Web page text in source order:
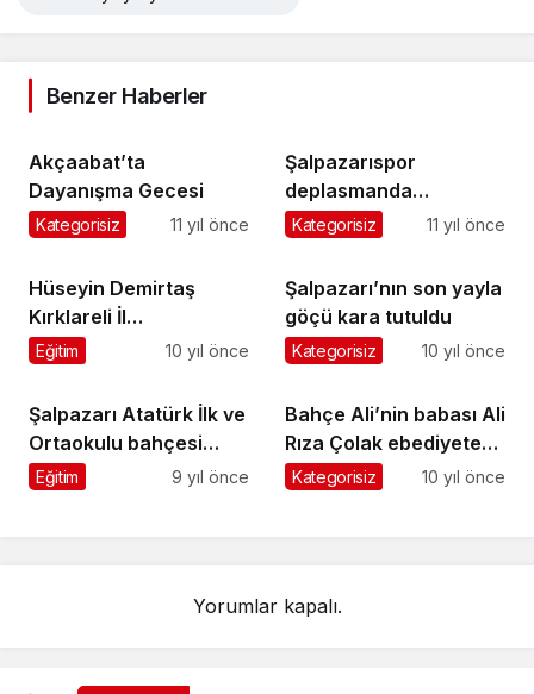
Benzer Haberler
Akçaabat’ta
Dayanışma Gecesi
Kategorisiz 11 yıl önce
Şalpazarıspor
deplasmanda
Akçakale’yi 3-0 yendi
Kategorisiz 11 yıl önce
Hüseyin Demirtaş
Kırklareli İl
Müftülüğü’ne atandı
Eğitim 10 yıl önce
Şalpazarı’nın son yayla
göçü kara tutuldu
Kategorisiz 10 yıl önce
Şalpazarı Atatürk İlk ve
Ortaokulu bahçesi
şenliğe hazır
Eğitim 9 yıl önce
Bahçe Ali’nin babası Ali
Rıza Çolak ebediyete
uğurlandı
Kategorisiz 10 yıl önce
Yorumlar kapalı.